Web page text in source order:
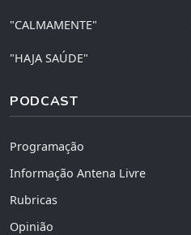
"CALMAMENTE"
"HAJA SAÚDE"
PODCAST
Programação
Informação Antena Livre
Rubricas
Opinião